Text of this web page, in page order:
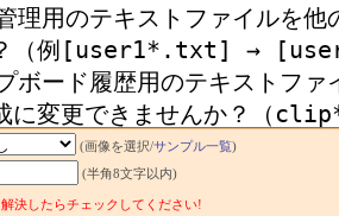
(画像を選択/サンプル一覧)
(半角8文字以内)
解決したらチェックしてください!